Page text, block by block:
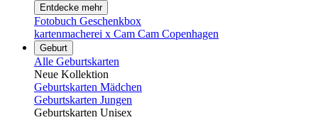
Entdecke mehr
Fotobuch Geschenkbox
kartenmacherei x Cam Cam Copenhagen
Geburt
Alle Geburtskarten
Neue Kollektion
Geburtskarten Mädchen
Geburtskarten Jungen
Geburtskarten Unisex